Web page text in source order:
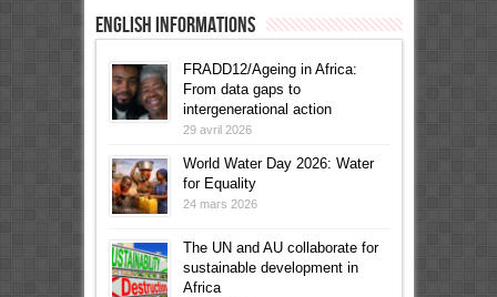
English informations
FRADD12/Ageing in Africa:
From data gaps to
intergenerational action
29 avril 2026
World Water Day 2026: Water
for Equality
24 mars 2026
The UN and AU collaborate for
sustainable development in
Africa